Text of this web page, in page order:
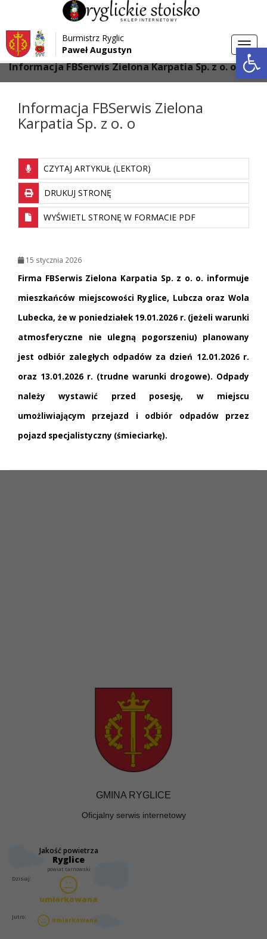
Przejdź do menu
Przejdź do głównej treści strony
Przejdź do stopki strony
Burmistrz Ryglic
Paweł Augustyn
Strona główna > Galeria
Informacja FBSerwis Zielona Karpatia Sp. z o. o
Informacja FBSerwis Zielona
Karpatia Sp. z o. o
CZYTAJ ARTYKUŁ (LEKTOR)
DRUKUJ STRONĘ
WYŚWIETL STRONĘ W FORMACIE PDF
15 stycznia 2026
Firma FBSerwis Zielona Karpatia Sp. z o. o. informuje
mieszkańców miejscowości Ryglice, Lubcza oraz Wola
Lubecka, że w poniedziałek 19.01.2026 r. (jeżeli warunki
atmosferyczne nie ulegną pogorszeniu) planowany
jest odbiór zaległych odpadów za dzień 12.01.2026 r.
oraz 13.01.2026 r. (trudne warunki drogowe). Odpady
należy wystawić przed posesję, w miejscu
umożliwiającym przejazd i odbiór odpadów przez
pojazd specjalistyczny (śmieciarkę).
GMINA RYGLICE
Oficjalny serwis internetowy